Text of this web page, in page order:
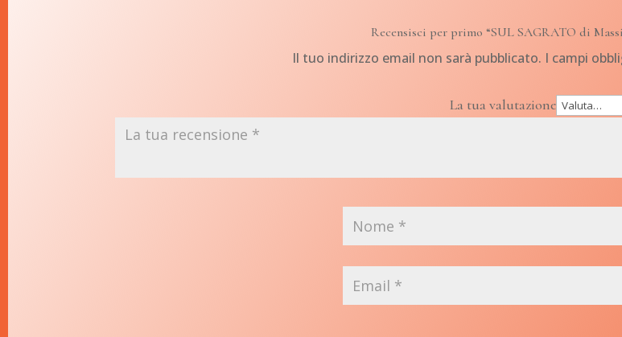
Recensisci per primo “SUL SAGRATO di
Il tuo indirizzo email non sarà pubblicato. I campi
La tua valutazione